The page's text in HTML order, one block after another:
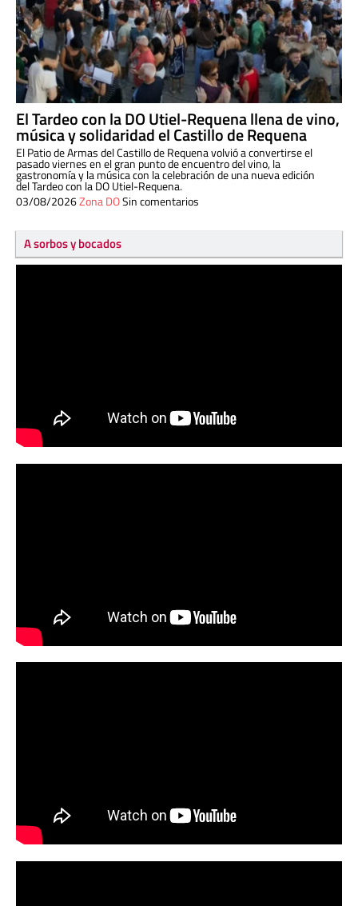
El Tardeo con la DO Utiel-Requena llena de vino,
música y solidaridad el Castillo de Requena
El Patio de Armas del Castillo de Requena volvió a convertirse el
pasado viernes en el gran punto de encuentro del vino, la
gastronomía y la música con la celebración de una nueva edición
del Tardeo con la DO Utiel-Requena.
03/08/2026Zona DOSin comentarios
A sorbos y bocados